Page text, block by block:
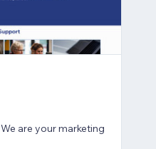
are your marketing